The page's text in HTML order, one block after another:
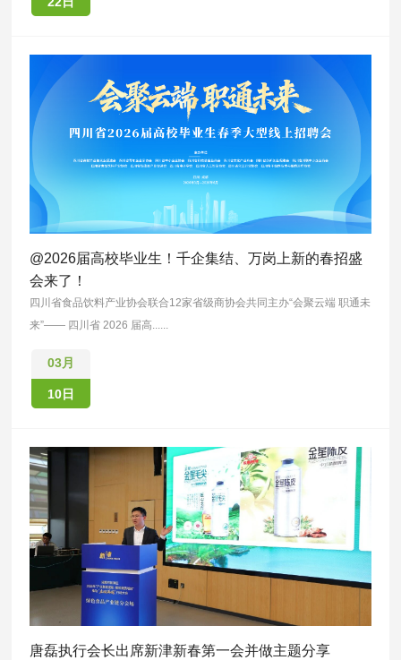
@2026届高校毕业生！千企集结、万岗上新的春招盛
会来了！
四川省食品饮料产业协会联合12家省级商协会共同主办“会聚云端 职通未
来”—— 四川省 2026 届高......
03月
10日
唐磊执行会长出席新津新春第一会并做主题分享